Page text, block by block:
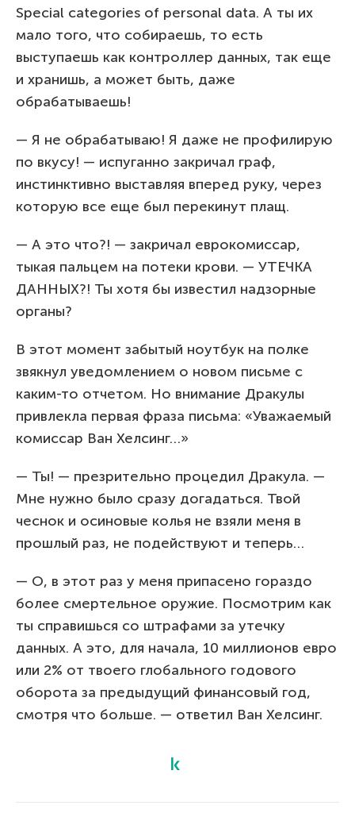
Special categories of personal data. А ты их
мало того, что собираешь, то есть
выступаешь как контроллер данных, так еще
и хранишь, а может быть, даже
обрабатываешь!
— Я не обрабатываю! Я даже не профилирую
по вкусу! — испуганно закричал граф,
инстинктивно выставляя вперед руку, через
которую все еще был перекинут плащ.
— А это что?! — закричал еврокомиссар,
тыкая пальцем на потеки крови. — УТЕЧКА
ДАННЫХ?! Ты хотя бы известил надзорные
органы?
В этот момент забытый ноутбук на полке
звякнул уведомлением о новом письме с
каким-то отчетом. Но внимание Дракулы
привлекла первая фраза письма: «Уважаемый
комиссар Ван Хелсинг…»
— Ты! — презрительно процедил Дракула. —
Мне нужно было сразу догадаться. Твой
чеснок и осиновые колья не взяли меня в
прошлый раз, не подействуют и теперь…
— О, в этот раз у меня припасено гораздо
более смертельное оружие. Посмотрим как
ты справишься со штрафами за утечку
данных. А это, для начала, 10 миллионов евро
или 2% от твоего глобального годового
оборота за предыдущий финансовый год,
смотря что больше. — ответил Ван Хелсинг.